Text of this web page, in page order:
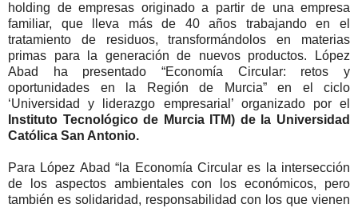
holding de empresas originado a partir de una empresa
familiar, que lleva más de 40 años trabajando en el
tratamiento de residuos, transformándolos en materias
primas para la generación de nuevos productos. López
Abad ha presentado “Economía Circular: retos y
oportunidades en la Región de Murcia” en el ciclo
‘Universidad y liderazgo empresarial’ organizado por el
Instituto Tecnológico de Murcia ITM) de la Universidad
Católica San Antonio.
Para López Abad “la Economía Circular es la intersección
de los aspectos ambientales con los económicos, pero
también es solidaridad, responsabilidad con los que vienen